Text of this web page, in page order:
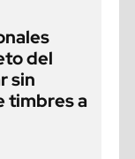
del
sin
timbres a